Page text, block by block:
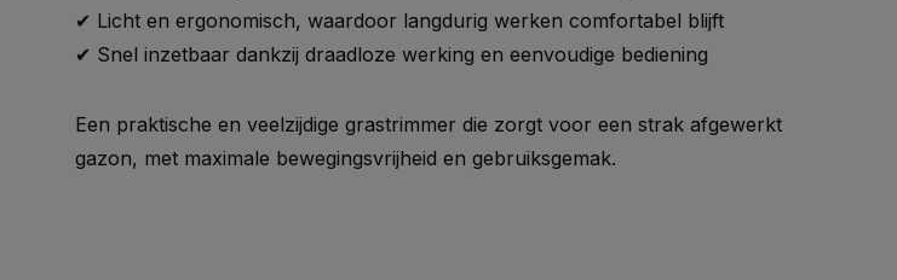
✔ Licht en ergonomisch, waardoor langdurig werken comfortabel blijft
✔ Snel inzetbaar dankzij draadloze werking en eenvoudige bediening
Een praktische en veelzijdige grastrimmer die zorgt voor een strak afgewerkt
gazon, met maximale bewegingsvrijheid en gebruiksgemak.